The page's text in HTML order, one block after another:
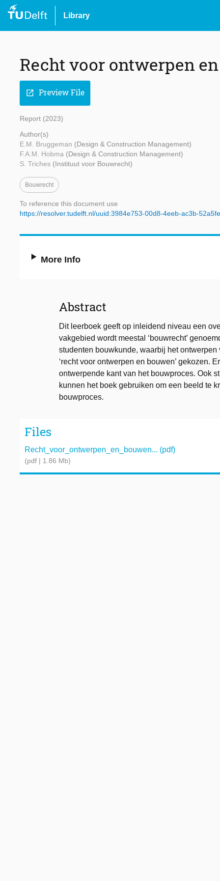
Library
Recht voor ontwerpen
open_in_new Preview File
Report (2023)
Author(s)
E.M. Bruggeman (Design & Construction Management)
F.A.M. Hobma (Design & Construction Management)
S. Triches (Instituut voor Bouwrecht)
Bouwrecht
To reference this document use
https://resolver.tudelft.nl/uuid:3984e753-00d8-4eeb-ac3b-
More Info
Abstract
Dit leerboek geeft op inleidend niveau een
vakgebied wordt meestal ‘bouwrecht’
studenten bouwkunde, waarbij het
‘recht voor ontwerpen en bouwen’ gekozen.
ontwerpende kant van het bouwproces. Ook
kunnen het boek gebruiken om een beeld te
bouwproces.
Files
Recht_voor_ontwerpen_en_bouwen... (pdf)
(pdf | 1.86 Mb)